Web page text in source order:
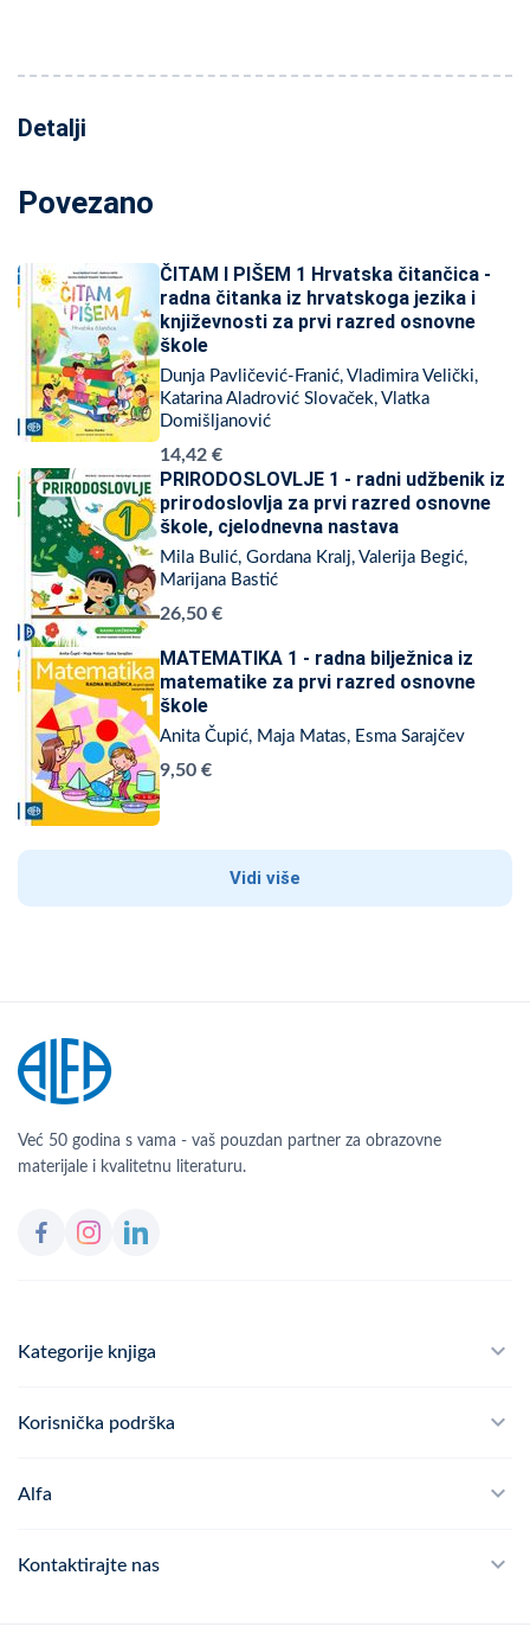
Detalji
Povezano
ČITAM I PIŠEM 1 Hrvatska čitančica -
radna čitanka iz hrvatskoga jezika i
književnosti za prvi razred osnovne
škole
Dunja Pavličević-Franić, Vladimira Velički,
Katarina Aladrović Slovaček, Vlatka
Domišljanović
14,42 €
PRIRODOSLOVLJE 1 - radni udžbenik iz
prirodoslovlja za prvi razred osnovne
škole, cjelodnevna nastava
Mila Bulić, Gordana Kralj, Valerija Begić,
Marijana Bastić
26,50 €
MATEMATIKA 1 - radna bilježnica iz
matematike za prvi razred osnovne
škole
Anita Čupić, Maja Matas, Esma Sarajčev
9,50 €
Vidi više
Već 50 godina s vama - vaš pouzdan partner za obrazovne
materijale i kvalitetnu literaturu.
Kategorije knjiga
Školski program
Korisnička podrška
Često postavljana pitanja
Alfa
Politika privatnosti
Kontaktirajte nas